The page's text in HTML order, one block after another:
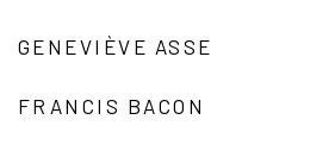
GENEVIÈVE ASSE
FRANCIS BACON